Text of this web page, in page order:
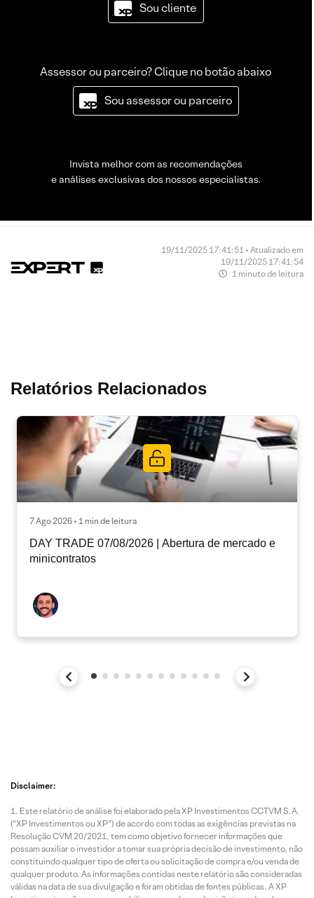
Sou cliente
Assessor ou parceiro? Clique no botão abaixo
Sou assessor ou parceiro
Invista melhor com as recomendações
e análises exclusivas dos nossos especialistas.
19/11/2025 17:41:51 • Atualizado em
19/11/2025 17:41:54
1 minuto de leitura
Relatórios Relacionados
7 Ago 2026 • 1 min de leitura
DAY TRADE 07/08/2026 | Abertura de mercado e
minicontratos
Disclaimer:
Este relatório de análise foi elaborado pela XP Investimentos CCTVM S.A.
(“XP Investimentos ou XP”) de acordo com todas as exigências previstas na
Resolução CVM 20/2021, tem como objetivo fornecer informações que
possam auxiliar o investidor a tomar sua própria decisão de investimento, não
constituindo qualquer tipo de oferta ou solicitação de compra e/ou venda de
qualquer produto. As informações contidas neste relatório são consideradas
válidas na data de sua divulgação e foram obtidas de fontes públicas. A XP